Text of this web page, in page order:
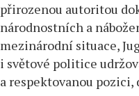
přirozenou autoritou
národnostních a
mezinárodní situace,
i světové politice
a respektovanou pozici,